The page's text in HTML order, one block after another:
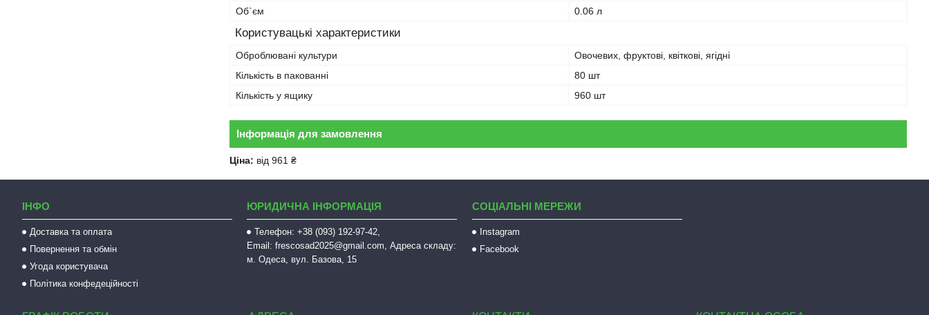
Об`єм
0.06 л
Користувацькі характеристики
Оброблювані культури
Овочевих, фруктові, квіткові, ягідні
Кількість в пакованні
80 шт
Кількість у ящику
960 шт
Інформація для замовлення
Ціна: від 961 ₴
ІНФО
Доставка та оплата
Повернення та обмін
Угода користувача
Політика конфедеційності
ЮРИДИЧНА ІНФОРМАЦІЯ
Телефон: +38 (093) 192-97-42,
Email: frescosad2025@gmail.com, Адреса складу:
м. Одеса, вул. Базова, 15
СОЦІАЛЬНІ МЕРЕЖИ
Instagram
Facebook